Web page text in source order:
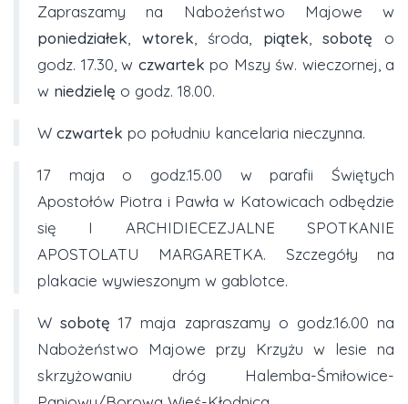
Zapraszamy na Nabożeństwo Majowe w
poniedziałek
wtorek , środa, piątek ,sobotę o
godz. 17.30, w czwartek po Mszy św. wieczornej, a
w niedzielę o godz. 18.00.
W czwartek po południu kancelaria nieczynna.
17 maja o godz.15.00 w parafii Świętych
Apostołów Piotra i Pawła w Katowicach odbędzie
się I ARCHIDIECEZJALNE SPOTKANIE
APOSTOLATU MARGARETKA. Szczegóły na
plakacie wywieszonym w gablotce.
Wsobotę 17 maja zapraszamy o godz.16.00 na
Nabożeństwo Majowe przy Krzyżu w lesie na
skrzyżowaniu dróg Halemba-Śmiłowice-